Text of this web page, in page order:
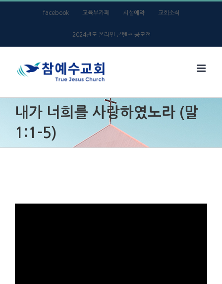
facebook 교육부카페 시설예약 교회소식
2024년도 온라인 콘텐츠 공모전
내가 너희를 사랑하였노라 (말
1:1-5)